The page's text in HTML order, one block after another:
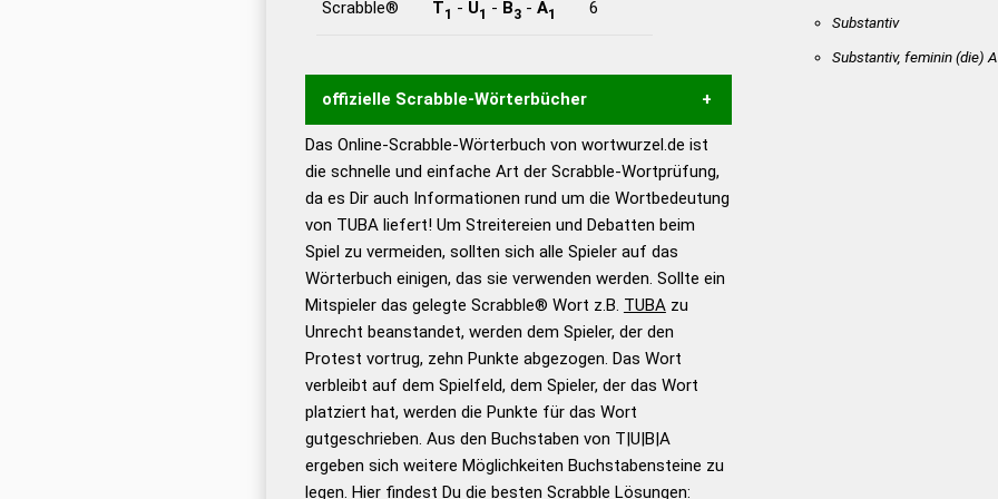
Scrabble® T1 - U1 - B3- A1 6
offizielle Scrabble-Wörterbücher
Wortwurzel liefert mit Hilfe eines semantischen
Wortanalyse-Algorithmus gute Anhaltspunkte zu
Wortbedeutung, Worttrennung und Wortform, um die
Gültigkeit eines Wortes für das Scrabble-Spiel zu
bestimmen! zugelassene Turnier Scrabble-
Wörterbücher sind:
Duden – Standardwerk in 12
Bänden
Duden – Richtiges und gutes
Deutsch
Duden – Die deutsche Grammatik
Das Online-Scrabble-Wörterbuch von wortwurzel.de ist
die schnelle und einfache Art der Scrabble-Wortprüfung,
da es Dir auch Informationen rund um die Wortbedeutung
von TUBA liefert! Um Streitereien und Debatten beim
Spiel zu vermeiden, sollten sich alle Spieler auf das
Wörterbuch einigen, das sie verwenden werden. Sollte ein
Mitspieler das gelegte Scrabble® Wort z.B. TUBAzu
Unrecht beanstandet, werden dem Spieler, der den
Protest vortrug, zehn Punkte abgezogen. Das Wort
verbleibt auf dem Spielfeld, dem Spieler, der das Wort
platziert hat, werden die Punkte für das Wort
gutgeschrieben. Aus den Buchstaben von T|U|B|A
ergeben sich weitere Möglichkeiten Buchstabensteine zu
legen. Hier findest Du die besten Scrabble Lösungen:
Substantiv
Substantiv, feminin(die)